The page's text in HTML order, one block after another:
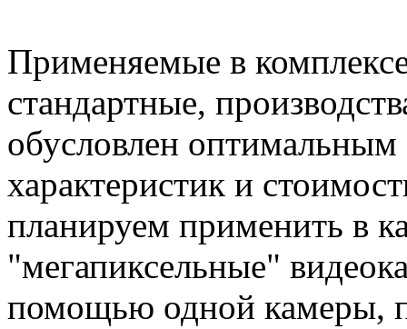
Применяемые в
стандартные,
обусловлен
характеристик и
планируем применить в
"мегапиксельные"
помощью одной камеры,